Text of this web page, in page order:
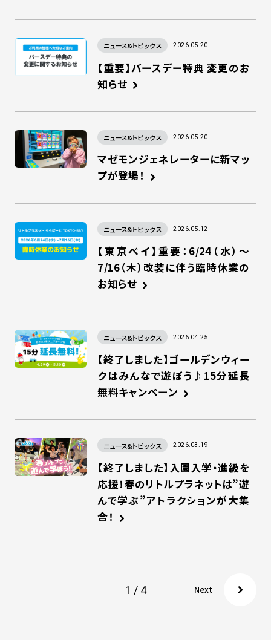
ニュース&トピックス 2026.05.20
【重要】バースデー特典 変更のお
知らせ
ニュース&トピックス 2026.05.20
マゼモンジェネレーターに新マッ
プが登場！
ニュース&トピックス 2026.05.12
【東京ベイ】重要：6/24（水）～
7/16（木）改装に伴う臨時休業の
お知らせ
ニュース&トピックス 2026.04.25
【終了しました】ゴールデンウィー
クはみんなで遊ぼう♪15分延長
無料キャンペーン
ニュース&トピックス 2026.03.19
【終了しました】入園入学・進級を
応援！春のリトルプラネットは”遊
んで学ぶ”アトラクションが大集
合！
1 / 4 Next